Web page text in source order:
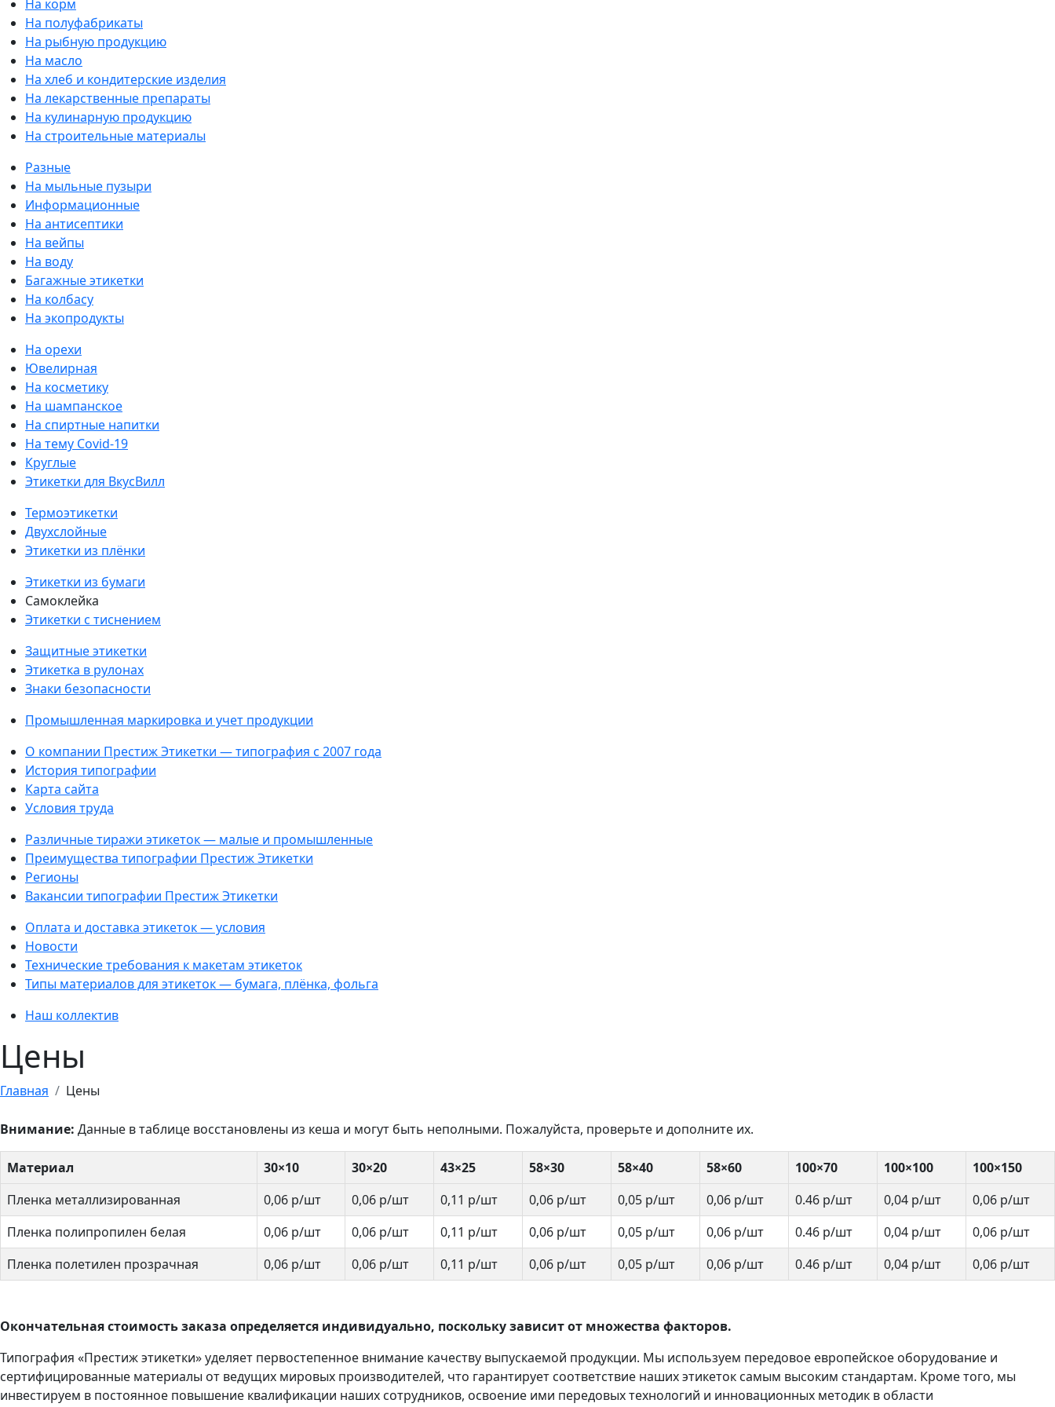
На корм
На полуфабрикаты
На рыбную продукцию
На масло
На хлеб и кондитерские изделия
На лекарственные препараты
На кулинарную продукцию
На строительные материалы
Разные
На мыльные пузыри
Информационные
На антисептики
На вейпы
На воду
Багажные этикетки
На колбасу
На экопродукты
На орехи
Ювелирная
На косметику
На шампанское
На спиртные напитки
На тему Covid-19
Круглые
Этикетки для ВкусВилл
Термоэтикетки
Двухслойные
Этикетки из плёнки
Этикетки из бумаги
Самоклейка
Этикетки с тиснением
Защитные этикетки
Этикетка в рулонах
Знаки безопасности
Промышленная маркировка и учет продукции
О компании Престиж Этикетки — типография с 2007 года
История типографии
Карта сайта
Условия труда
Различные тиражи этикеток — малые и промышленные
Преимущества типографии Престиж Этикетки
Регионы
Вакансии типографии Престиж Этикетки
Оплата и доставка этикеток — условия
Новости
Технические требования к макетам этикеток
Типы материалов для этикеток — бумага, плёнка, фольга
Наш коллектив
Цены
Главная Цены
Внимание: Данные в таблице восстановлены из кеша и могут быть неполными. Пожалуйста, проверьте и дополните их.
Материал 30×10 30×20 43×25 58×30 58×40 58×60 100×70 100×100
100×150
Пленка металлизированная
0,06 р/шт 0,06 р/шт 0,11 р/шт 0,06 р/шт 0,05 р/шт 0,06 р/шт 0.46 р/шт 0,04 р/шт
0,06 р/шт
Пленка полипропилен белая
0,06 р/шт 0,06 р/шт 0,11 р/шт 0,06 р/шт 0,05 р/шт 0,06 р/шт 0.46 р/шт 0,04 р/шт
0,06 р/шт
Пленка полетилен прозрачная
0,06 р/шт 0,06 р/шт 0,11 р/шт 0,06 р/шт 0,05 р/шт 0,06 р/шт 0.46 р/шт 0,04 р/шт 0,06 р/шт
Окончательная стоимость заказа определяется индивидуально, поскольку зависит от множества факторов.
Типография «Престиж этикетки» уделяет первостепенное внимание качеству выпускаемой продукции. Мы используем передовое европейское оборудование и
сертифицированные материалы от ведущих мировых производителей, что гарантирует соответствие наших этикеток самым высоким стандартам. Кроме того, мы
инвестируем в постоянное повышение квалификации наших сотрудников, освоение ими передовых технологий и инновационных методик в области